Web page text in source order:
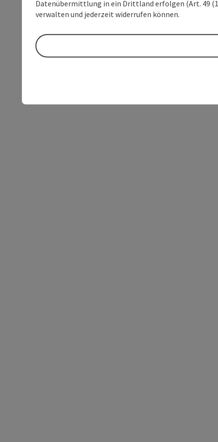
Datenübermittlung in ein Drittland erfolgen (Art. 49
verwalten und jederzeit widerrufen können.